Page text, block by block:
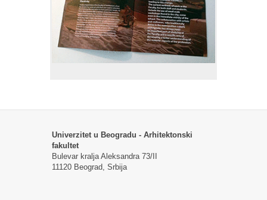
Univerzitet u Beogradu - Arhitektonski
fakultet
Bulevar kralja Aleksandra 73/II
11120 Beograd, Srbija